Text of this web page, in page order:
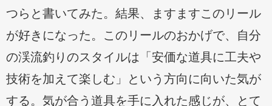
つらと書いてみた。結果、ますますこのリール
が好きになった。このリールのおかげで、自分
の渓流釣りのスタイルは「安価な道具に工夫や
技術を加えて楽しむ」という方向に向いた気が
する。気が合う道具を手に入れた感じが、とて